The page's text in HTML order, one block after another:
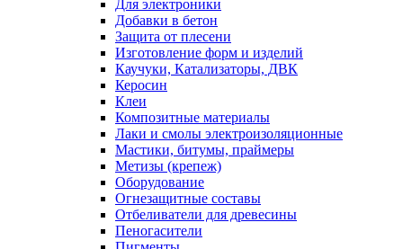
Для электроники
Добавки в бетон
Защита от плесени
Изготовление форм и изделий
Каучуки, Катализаторы, ДВК
Керосин
Клеи
Композитные материалы
Лаки и смолы электроизоляционные
Мастики, битумы, праймеры
Метизы (крепеж)
Оборудование
Огнезащитные составы
Отбеливатели для древесины
Пеногасители